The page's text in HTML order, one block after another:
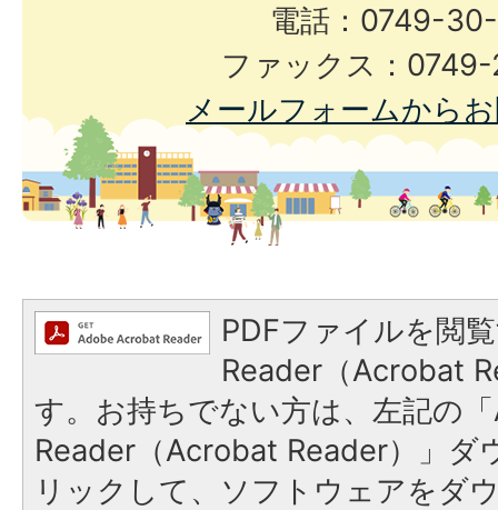
電話：0749-
ファックス：
メールフォームから
PDFファイルを閲
Reader（Acrobat
す。お持ちでない方は、左記の
Reader（Acrobat Reader）」ダ
リックして、ソフトウェアをダ